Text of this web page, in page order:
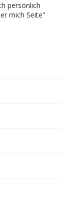
persönlich
mich Seite"